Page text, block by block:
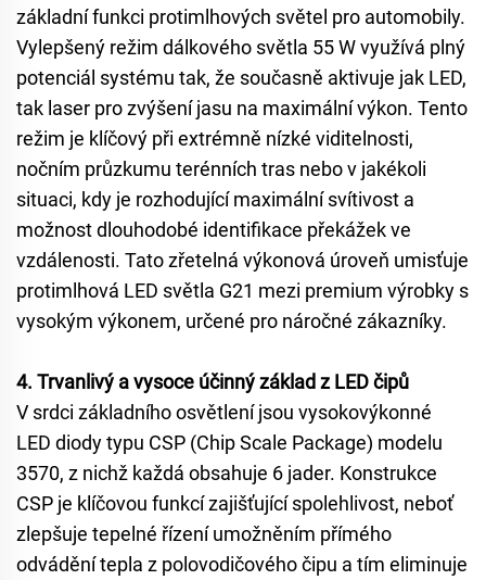
základní funkci protimlhových světel pro automobily.
Vylepšený režim dálkového světla 55 W využívá plný
potenciál systému tak, že současně aktivuje jak LED,
tak laser pro zvýšení jasu na maximální výkon. Tento
režim je klíčový při extrémně nízké viditelnosti,
nočním průzkumu terénních tras nebo v jakékoli
situaci, kdy je rozhodující maximální svítivost a
možnost dlouhodobé identifikace překážek ve
vzdálenosti. Tato zřetelná výkonová úroveň umisťuje
protimlhová LED světla G21 mezi premium výrobky s
vysokým výkonem, určené pro náročné zákazníky.
4. Trvanlivý a vysoce účinný základ z LED čipů
V srdci základního osvětlení jsou vysokovýkonné
LED diody typu CSP (Chip Scale Package) modelu
3570, z nichž každá obsahuje 6 jader. Konstrukce
CSP je klíčovou funkcí zajišťující spolehlivost, neboť
zlepšuje tepelné řízení umožněním přímého
odvádění tepla z polovodičového čipu a tím eliminuje